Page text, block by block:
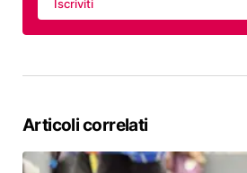
Iscriviti
Articoli correlati